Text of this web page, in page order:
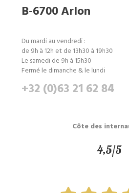
​B-6700 Arlon
Du mardi au vendredi :
de 9h à 12h et de 13h30 à 19h30
Le samedi de 9h à 15h30
Fermé le dimanche & le lundi
+32 (0)63 21 62 84
Côte des
4,5/5